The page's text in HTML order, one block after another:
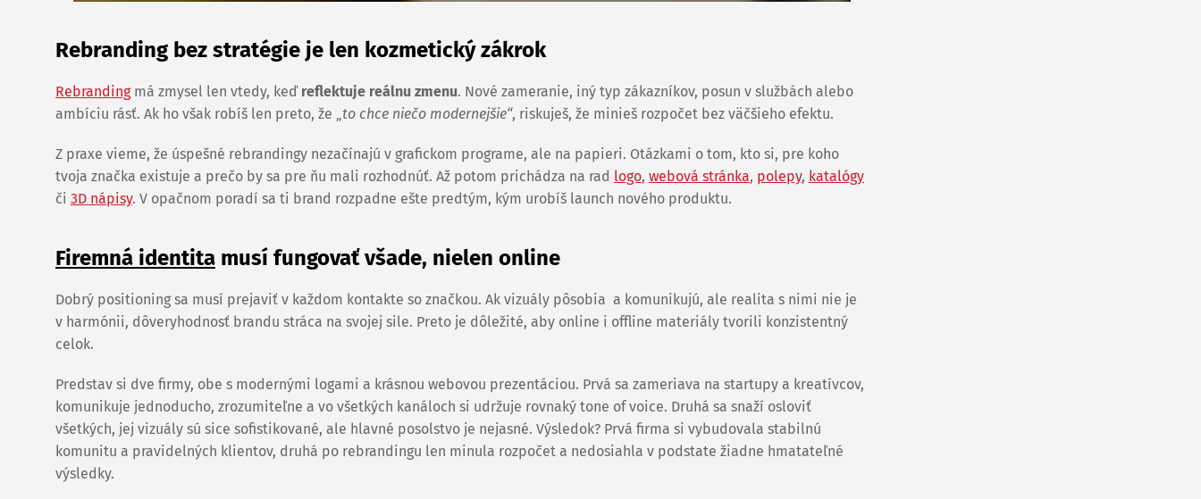
Rebranding bez stratégie je len kozmetický zákrok
Rebrandingmá zmysel len vtedy, keď reflektuje reálnu zmenu. Nové zameranie, iný typ zákazníkov, posun v službách alebo
ambíciu rásť. Ak ho však robíš len preto, že „to chce niečo modernejšie“, riskuješ, že minieš rozpočet bez väčšieho efektu.
Z praxe vieme, že úspešné rebrandingy nezačínajú v grafickom programe, ale na papieri. Otázkami o tom, kto si, pre koho
tvoja značka existuje a prečo by sa pre ňu mali rozhodnúť. Až potom prichádza na rad logo, webová stránka, polepy, katalógy
či 3D nápisy. V opačnom poradí sa ti brand rozpadne ešte predtým, kým urobíš launch nového produktu.
Firemná identita musí fungovať všade, nielen online
Dobrý positioning sa musí prejaviť v každom kontakte so značkou. Ak vizuály pôsobia a komunikujú, ale realita s nimi nie je
v harmónii, dôveryhodnosť brandu stráca na svojej sile. Preto je dôležité, aby online i offline materiály tvorili konzistentný
celok.
Predstav si dve firmy, obe s modernými logami a krásnou webovou prezentáciou. Prvá sa zameriava na startupy a kreatívcov,
komunikuje jednoducho, zrozumiteľne a vo všetkých kanáloch si udržuje rovnaký tone of voice. Druhá sa snaží osloviť
všetkých, jej vizuály sú sice sofistikované, ale hlavné posolstvo je nejasné. Výsledok? Prvá firma si vybudovala stabilnú
komunitu a pravidelných klientov, druhá po rebrandingu len minula rozpočet a nedosiahla v podstate žiadne hmatateľné
výsledky.